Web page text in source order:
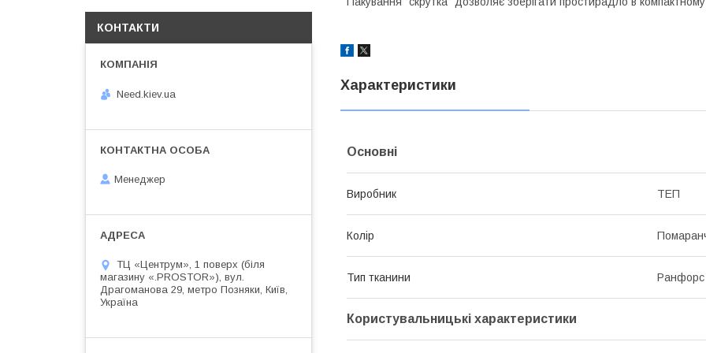
Характеристики
Основні
Виробник ТЕП
Колір
Тип тканини Ранфорс
Користувальницькі характеристики
КОНТАКТИ
Need.kiev.ua
Менеджер
ТЦ «Центрум», 1 поверх (біля
магазину «.PROSTOR»), вул.
Драгоманова 29, метро Позняки, Київ,
Україна